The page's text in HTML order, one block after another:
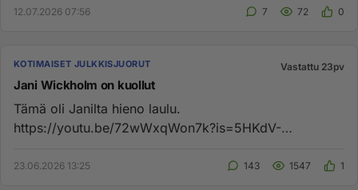
12.07.2026 07:56 7 72 0
KOTIMAISET JULKKISJUORUT Vastattu 23pv
Jani Wickholm on kuollut
Tämä oli Janilta hieno laulu.
https://youtu.be/72wWxqWon7k?is=5HKdV-
23.06.2026 13:25 143 1547 1